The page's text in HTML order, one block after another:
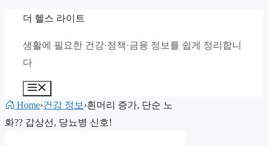
너
뛰
더 헬스 라이트
생활에 필요한 건강·정책·금융 정보를 쉽게 정리합니
다
뉴
Home›건강 정보 ›흰머리 증가, 단순 노
화?? 갑상선, 당뇨병 신호!